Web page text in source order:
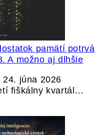
pamätí potrvá
A možno aj dlhšie
24. júna 2026
fiškálny kvartál…